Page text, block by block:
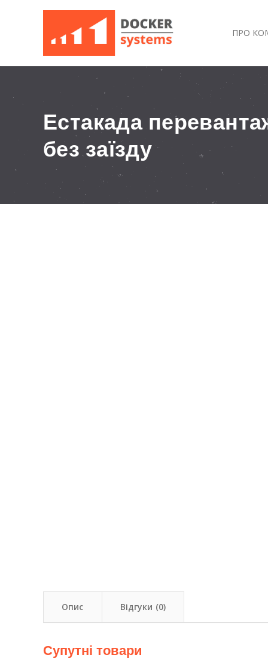
ПРО
Естакада
без заїзду
Опис Відгуки (0)
Супутні товари